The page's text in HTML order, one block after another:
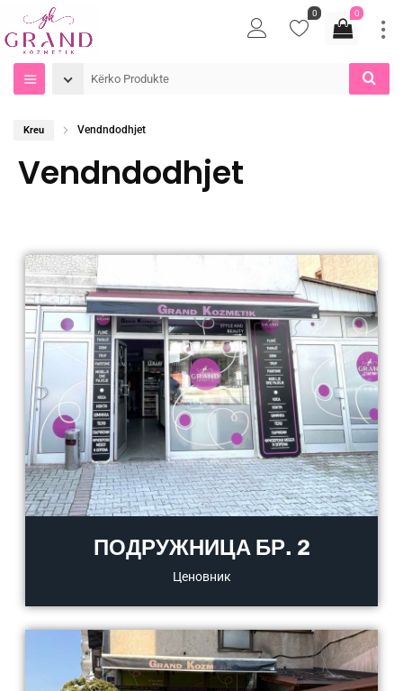
0
0
Kreu Vendndodhjet
Vendndodhjet
ПОДРУЖНИЦА БР. 2
Ценовник